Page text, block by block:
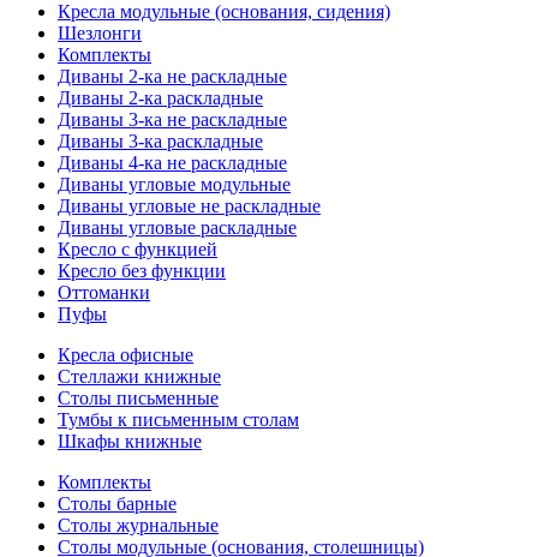
Кресла модульные (основания, сидения)
Шезлонги
Комплекты
Диваны 2-ка не раскладные
Диваны 2-ка раскладные
Диваны 3-ка не раскладные
Диваны 3-ка раскладные
Диваны 4-ка не раскладные
Диваны угловые модульные
Диваны угловые не раскладные
Диваны угловые раскладные
Кресло с функцией
Кресло без функции
Оттоманки
Пуфы
Кресла офисные
Стеллажи книжные
Столы письменные
Тумбы к письменным столам
Шкафы книжные
Комплекты
Столы барные
Столы журнальные
Столы модульные (основания, столешницы)